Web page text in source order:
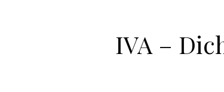
IVA –